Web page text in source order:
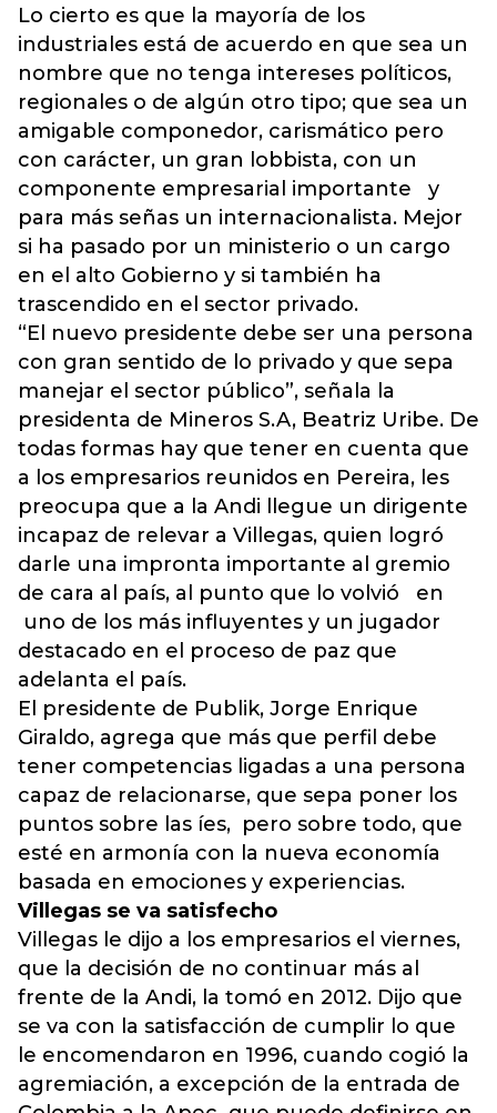
Lo cierto es que la mayoría de los
industriales está de acuerdo en que sea un
nombre que no tenga intereses políticos,
regionales o de algún otro tipo; que sea un
amigable componedor, carismático pero
con carácter, un gran lobbista, con un
componente empresarial importante y
para más señas un internacionalista. Mejor
si ha pasado por un ministerio o un cargo
en el alto Gobierno y si también ha
trascendido en el sector privado.
“El nuevo presidente debe ser una persona
con gran sentido de lo privado y que sepa
manejar el sector público”, señala la
presidenta de Mineros S.A, Beatriz Uribe. De
todas formas hay que tener en cuenta que
a los empresarios reunidos en Pereira, les
preocupa que a la Andi llegue un dirigente
incapaz de relevar a Villegas, quien logró
darle una impronta importante al gremio
de cara al país, al punto que lo volvió en
uno de los más influyentes y un jugador
destacado en el proceso de paz que
adelanta el país.
El presidente de Publik, Jorge Enrique
Giraldo, agrega que más que perfil debe
tener competencias ligadas a una persona
capaz de relacionarse, que sepa poner los
puntos sobre las íes, pero sobre todo, que
esté en armonía con la nueva economía
basada en emociones y experiencias.
Villegas se va satisfecho
Villegas le dijo a los empresarios el viernes,
que la decisión de no continuar más al
frente de la Andi, la tomó en 2012. Dijo que
se va con la satisfacción de cumplir lo que
le encomendaron en 1996, cuando cogió la
agremiación, a excepción de la entrada de